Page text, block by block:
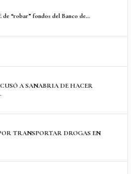
de “robar” fondos del Banco de…
A SANABRIA DE HACER
TRANSPORTAR DROGAS EN